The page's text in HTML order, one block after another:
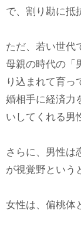
で、割り勘に抵
ただ、若い世代
母親の時代の「
り込まれて育っ
婚相手に経済力
いしてくれる男
さらに、男性は
が視覚野という
女性は、偏桃体